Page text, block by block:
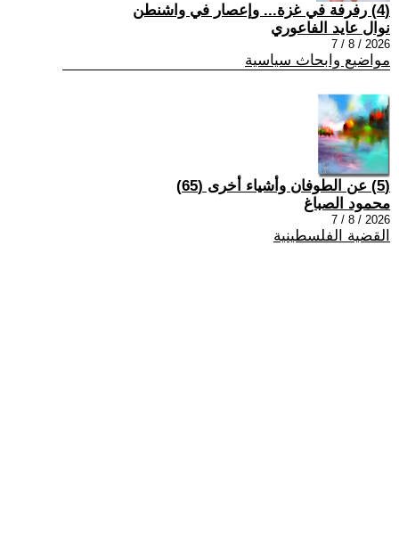
(4) رفرفة في غزة... وإعصار في واشنطن
نوال عايد الفاعوري
2026 / 8 / 7
مواضيع وابحاث سياسية
(5) عن الطوفان وأشياء أخرى (65)
محمود الصباغ
2026 / 8 / 7
القضية الفلسطينية